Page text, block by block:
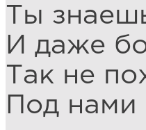
Ты
И даже
Так не
Под нами